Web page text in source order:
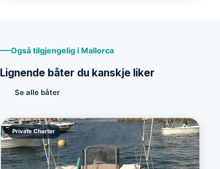
Også tilgjengelig i Mallorca
Lignende båter du kanskje liker
Se alle båter
Private Charter